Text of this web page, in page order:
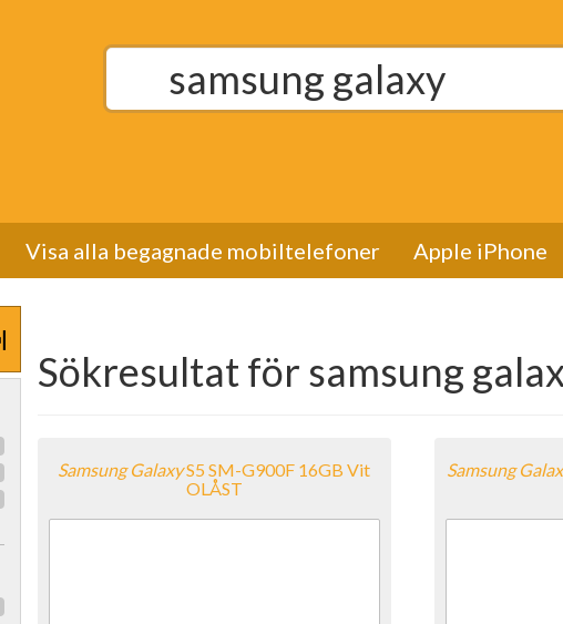
Sök
Visa alla begagnade mobiltelefoner Apple iPhone
Sökresultat för samsung
Samsung GalaxyS5 SM-G900F 16GB Vit
OLÅST
Samsung